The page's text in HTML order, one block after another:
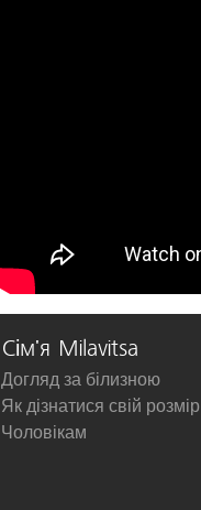
Сім'я Milavitsa
Догляд за білизною
Як дізнатися свій розмір
Чоловікам